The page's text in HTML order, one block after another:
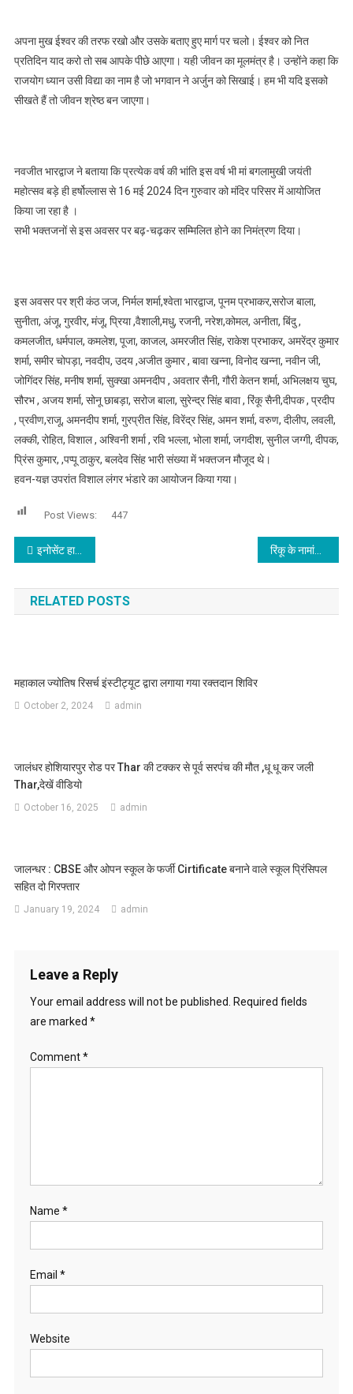
अपना मुख ईश्वर की तरफ रखो और उसके बताए हुए मार्ग पर चलो। ईश्वर को नित
प्रतिदिन याद करो तो सब आपके पीछे आएगा। यही जीवन का मूलमंत्र है। उन्होंने कहा कि
राजयोग ध्यान उसी विद्या का नाम है जो भगवान ने अर्जुन को सिखाई। हम भी यदि इसको
सीखते हैं तो जीवन श्रेष्ठ बन जाएगा।
नवजीत भारद्वाज ने बताया कि प्रत्येक वर्ष की भांति इस वर्ष भी मां बगलामुखी जयंती
महोत्सव बड़े ही हर्षोल्लास से 16 मई 2024 दिन गुरुवार को मंदिर परिसर में आयोजित
किया जा रहा है ।
सभी भक्तजनों से इस अवसर पर बढ़-चढ़कर सम्मिलित होने का निमंत्रण दिया।
इस अवसर पर श्री कंठ जज, निर्मल शर्मा,श्वेता भारद्वाज, पूनम प्रभाकर,सरोज बाला,
सुनीता, अंजू, गुरवीर, मंजू, प्रिया ,वैशाली,मधु, रजनी, नरेश,कोमल, अनीता, बिंदु ,
कमलजीत, धर्मपाल, कमलेश, पूजा, काजल, अमरजीत सिंह, राकेश प्रभाकर, अमरेंद्र कुमार
शर्मा, समीर चोपड़ा, नवदीप, उदय ,अजीत कुमार , बावा खन्ना, विनोद खन्ना, नवीन जी,
जोगिंदर सिंह, मनीष शर्मा, सुक्खा अमनदीप , अवतार सैनी, गौरी केतन शर्मा, अभिलक्षय चुघ,
सौरभ , अजय शर्मा, सोनू छाबड़ा, सरोज बाला, सुरेन्द्र सिंह बावा , रिंकू सैनी,दीपक , प्रदीप
, प्रवीण,राजू, अमनदीप शर्मा, गुरप्रीत सिंह, विरेंद्र सिंह, अमन शर्मा, वरुण, दीलीप, लवली,
लक्की, रोहित, विशाल , अश्विनी शर्मा , रवि भल्ला, भोला शर्मा, जगदीश, सुनील जग्गी, दीपक,
प्रिंस कुमार, ,पप्पू ठाकुर, बलदेव सिंह भारी संख्या में भक्तजन मौजूद थे।
हवन-यज्ञ उपरांत विशाल लंगर भंडारे का आयोजन किया गया।
Post Views: 447
Post navigation
इनोसेंट हार्ट्स में मदर्स डे सेलिब्रेशन : बच्चों के संग मूवी देखकर की मस्ती रिंकू के नामांकन में युवा मोर्चा ने की दमदार एंट्री
RELATED POSTS
महाकाल ज्योतिष रिसर्च इंस्टीट्यूट द्वारा लगाया गया रक्तदान शिविर
October 2, 2024 admin
जालंधर होशियारपुर रोड पर Thar की टक्कर से पूर्व सरपंच की मौत ,धू धू कर जली
Thar,देखें वीडियो
October 16, 2025 admin
जालन्धर : CBSE और ओपन स्कूल के फर्जी Cirtificate बनाने वाले स्कूल प्रिंसिपल
सहित दो गिरफ्तार
January 19, 2024 admin
Leave a Reply
Your email address will not be published.
Required fields
are marked *
Comment*
Name *
Email *
Website